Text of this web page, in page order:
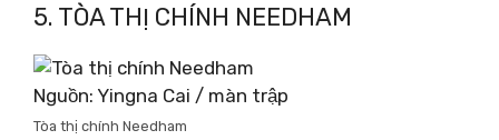
5. TÒA THỊ CHÍNH NEEDHAM
Nguồn: Yingna Cai / màn trập
Tòa thị chính Needham